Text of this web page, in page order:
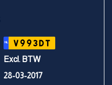
NL V993DT
Excl. BTW
28-03-2017